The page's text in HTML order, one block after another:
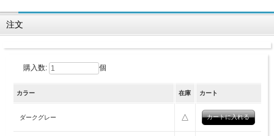
注文
購入数: 個
カラー 在庫 カート
ダークグレー △